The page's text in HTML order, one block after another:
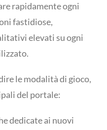
rapidamente ogni
fastidiose,
elevati su ogni
le modalità di gioco,
del portale:
dedicate ai nuovi